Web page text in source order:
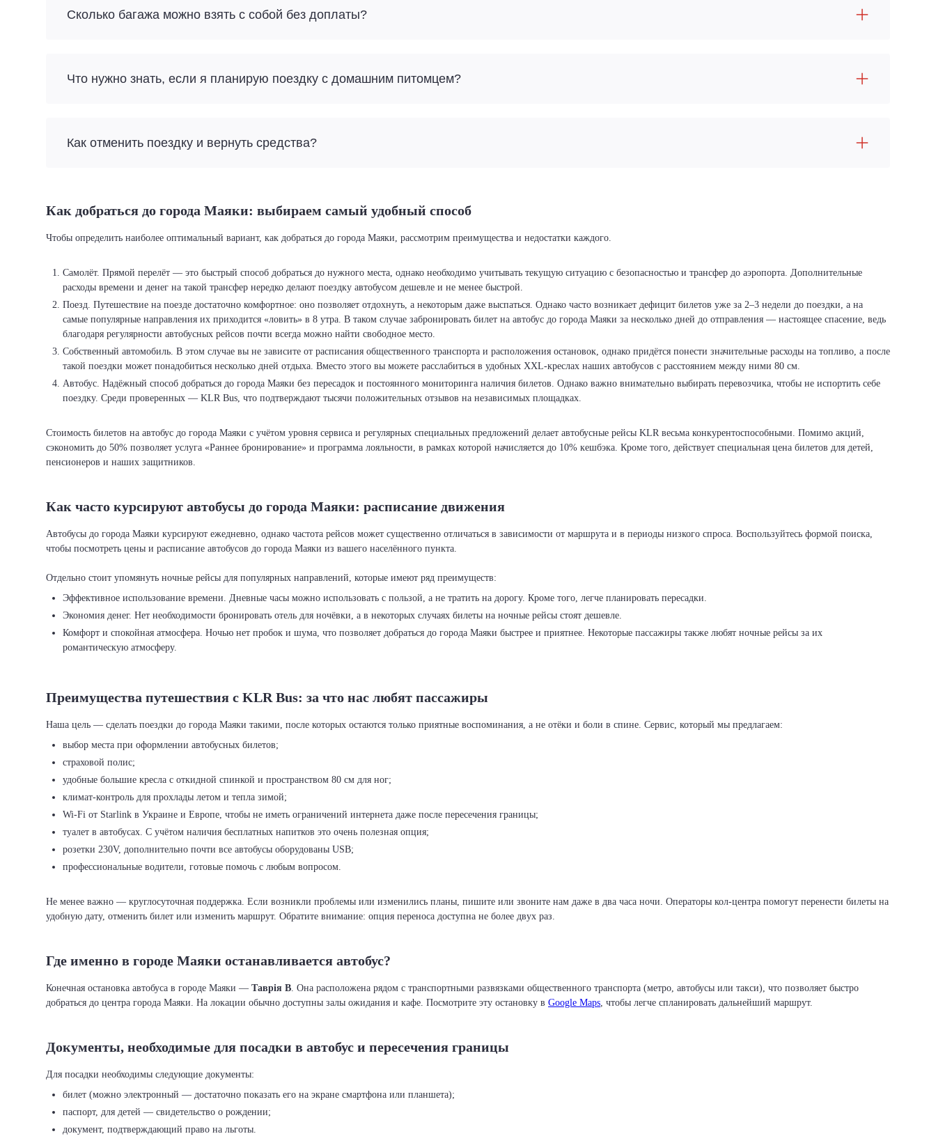
Сколько багажа можно взять с собой без доплаты?
Что нужно знать, если я планирую поездку с домашним питомцем?
Как отменить поездку и вернуть средства?
Как добраться до города Маяки: выбираем самый удобный способ
Чтобы определить наиболее оптимальный вариант, как добраться до города Маяки, рассмотрим преимущества и недостатки каждого.
Самолёт. Прямой перелёт — это быстрый способ добраться до нужного места, однако необходимо учитывать текущую ситуацию с безопасностью и трансфер до аэропорта. Дополнительные
расходы времени и денег на такой трансфер нередко делают поездку автобусом дешевле и не менее быстрой.
Поезд. Путешествие на поезде достаточно комфортное: оно позволяет отдохнуть, а некоторым даже выспаться. Однако часто возникает дефицит билетов уже за 2–3 недели до поездки, а на
самые популярные направления их приходится «ловить» в 8 утра. В таком случае забронировать билет на автобус до города Маяки за несколько дней до отправления — настоящее спасение, ведь
благодаря регулярности автобусных рейсов почти всегда можно найти свободное место.
Собственный автомобиль. В этом случае вы не зависите от расписания общественного транспорта и расположения остановок, однако придётся понести значительные расходы на топливо, а после
такой поездки может понадобиться несколько дней отдыха. Вместо этого вы можете расслабиться в удобных XXL-креслах наших автобусов с расстоянием между ними 80 см.
Автобус. Надёжный способ добраться до города Маяки без пересадок и постоянного мониторинга наличия билетов. Однако важно внимательно выбирать перевозчика, чтобы не испортить себе
поездку. Среди проверенных — KLR Bus, что подтверждают тысячи положительных отзывов на независимых площадках.
Стоимость билетов на автобус до города Маяки с учётом уровня сервиса и регулярных специальных предложений делает автобусные рейсы KLR весьма конкурентоспособными. Помимо акций,
сэкономить до 50% позволяет услуга «Раннее бронирование» и программа лояльности, в рамках которой начисляется до 10% кешбэка. Кроме того, действует специальная цена билетов для детей,
пенсионеров и наших защитников.
Как часто курсируют автобусы до города Маяки: расписание движения
Автобусы до города Маяки курсируют ежедневно, однако частота рейсов может существенно отличаться в зависимости от маршрута и в периоды низкого спроса. Воспользуйтесь формой поиска,
чтобы посмотреть цены и расписание автобусов до города Маяки из вашего населённого пункта.
Эффективное использование времени. Дневные часы можно использовать с пользой, а не тратить на дорогу. Кроме того, легче планировать пересадки.
Экономия денег. Нет необходимости бронировать отель для ночёвки, а в некоторых случаях билеты на ночные рейсы стоят дешевле.
Комфорт и спокойная атмосфера. Ночью нет пробок и шума, что позволяет добраться до города Маяки быстрее и приятнее. Некоторые пассажиры также любят ночные рейсы за их
романтическую атмосферу.
Преимущества путешествия с KLR Bus: за что нас любят пассажиры
выбор места при оформлении автобусных билетов;
страховой полис;
удобные большие кресла с откидной спинкой и пространством 80 см для ног;
климат-контроль для прохлады летом и тепла зимой;
Wi-Fi от Starlink в Украине и Европе, чтобы не иметь ограничений интернета даже после пересечения границы;
туалет в автобусах. С учётом наличия бесплатных напитков это очень полезная опция;
розетки 230V, дополнительно почти все автобусы оборудованы USB;
профессиональные водители, готовые помочь с любым вопросом.
Не менее важно — круглосуточная поддержка. Если возникли проблемы или изменились планы, пишите или звоните нам даже в два часа ночи. Операторы кол-центра помогут перенести билеты на
удобную дату, отменить билет или изменить маршрут. Обратите внимание: опция переноса доступна не более двух раз.
Где именно в городе Маяки останавливается автобус?
Конечная остановка автобуса в городе Маяки — Таврія В. Она расположена рядом с транспортными развязками общественного транспорта (метро, автобусы или такси), что позволяет быстро
добраться до центра города Маяки. На локации обычно доступны залы ожидания и кафе. Посмотрите эту остановку в Google Maps, чтобы легче спланировать дальнейший маршрут.
Документы, необходимые для посадки в автобус и пересечения границы
билет (можно электронный — достаточно показать его на экране смартфона или планшета);
паспорт, для детей — свидетельство о рождении;
документ, подтверждающий право на льготы.